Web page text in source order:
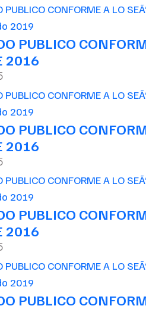
2019
PUBLICO
2016
2019
PUBLICO
2016
2019
PUBLICO
2016
2019
PUBLICO